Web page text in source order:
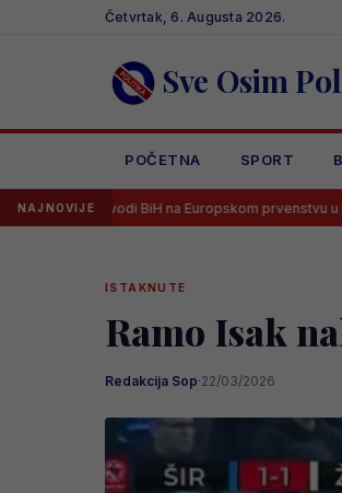
Četvrtak, 6. Augusta 2026.
Sve Osim
POČETNA SPORT
NAJNOVIJE
BiH na Europskom prvenstvu u Parizu
ISTAKNUTE
Ramo Isak
Redakcija Sop·22/03/2026